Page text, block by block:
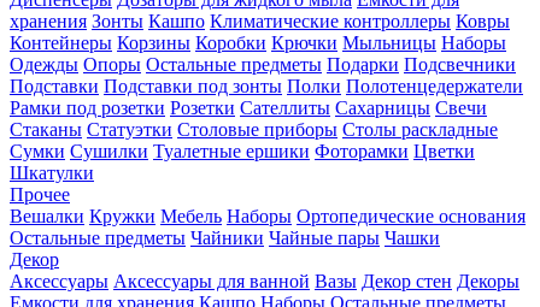
хранения Зонты Кашпо Климатические контроллеры Ковры
Контейнеры Корзины Коробки Крючки Мыльницы Наборы
Одежды Опоры Остальные предметы Подарки Подсвечники
Подставки Подставки под зонты Полки Полотенцедержатели
Рамки под розетки Розетки Сателлиты Сахарницы Свечи
Стаканы Статуэтки Столовые приборы Столы раскладные
Сумки Сушилки Туалетные ершики Фоторамки Цветки
Шкатулки
Прочее
Вешалки Кружки Мебель Наборы Ортопедические основания
Остальные предметы Чайники Чайные пары Чашки
Декор
Аксессуары Аксессуары для ванной Вазы Декор стен Декоры
Емкости для хранения Кашпо Наборы Остальные предметы